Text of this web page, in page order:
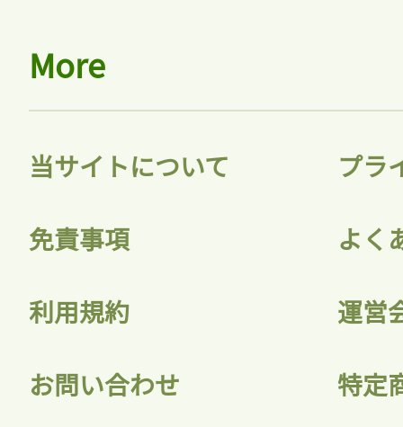
会員登録
More
当サイトについて プラ
免責事項 よく
利用規約 運営
お問い合わせ 特定